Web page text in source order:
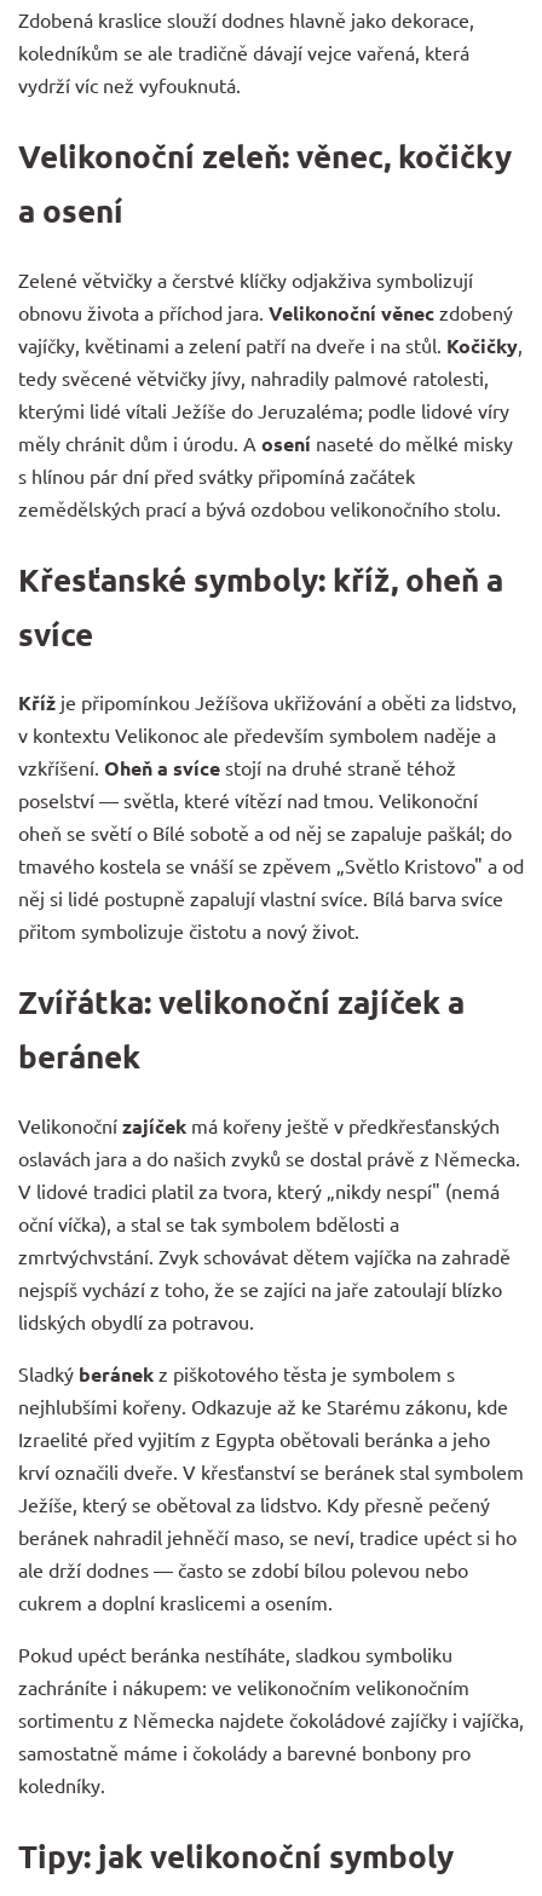
Zdobená kraslice slouží dodnes hlavně jako dekorace,
koledníkům se ale tradičně dávají vejce vařená, která
vydrží víc než vyfouknutá.
Velikonoční zeleň: věnec, kočičky
a osení
Zelené větvičky a čerstvé klíčky odjakživa symbolizují
obnovu života a příchod jara. Velikonoční věnec zdobený
vajíčky, květinami a zelení patří na dveře i na stůl. Kočičky
tedy svěcené větvičky jívy, nahradily palmové ratolesti,
kterými lidé vítali Ježíše do Jeruzaléma; podle lidové víry
měly chránit dům i úrodu. A osení naseté do mělké misky
s hlínou pár dní před svátky připomíná začátek
zemědělských prací a bývá ozdobou velikonočního stolu.
Křesťanské symboly: kříž, oheň a
svíce
Kříž je připomínkou Ježíšova ukřižování a oběti za lidstvo,
v kontextu Velikonoc ale především symbolem naděje a
vzkříšení. Oheň a svíce stojí na druhé straně téhož
poselství — světla, které vítězí nad tmou. Velikonoční
oheň se světí o Bílé sobotě a od něj se zapaluje paškál; do
tmavého kostela se vnáší se zpěvem „Světlo Kristovo" a od
něj si lidé postupně zapalují vlastní svíce. Bílá barva svíce
přitom symbolizuje čistotu a nový život.
Zvířátka: velikonoční zajíček a
beránek
Velikonoční zajíček má kořeny ještě v předkřesťanských
oslavách jara a do našich zvyků se dostal právě z Německa.
V lidové tradici platil za tvora, který „nikdy nespí" (nemá
oční víčka), a stal se tak symbolem bdělosti a
zmrtvýchvstání. Zvyk schovávat dětem vajíčka na zahradě
nejspíš vychází z toho, že se zajíci na jaře zatoulají blízko
lidských obydlí za potravou.
Sladký beránek z piškotového těsta je symbolem s
nejhlubšími kořeny. Odkazuje až ke Starému zákonu, kde
Izraelité před vyjitím z Egypta obětovali beránka a jeho
krví označili dveře. V křesťanství se beránek stal symbolem
Ježíše, který se obětoval za lidstvo. Kdy přesně pečený
beránek nahradil jehněčí maso, se neví, tradice upéct si ho
ale drží dodnes — často se zdobí bílou polevou nebo
cukrem a doplní kraslicemi a osením.
Pokud upéct beránka nestíháte, sladkou symboliku
zachráníte i nákupem: ve velikonočním velikonočním
sortimentu z Německa najdete čokoládové zajíčky i vajíčka,
samostatně máme i čokolády a barevné bonbony pro
koledníky.
Tipy: jak velikonoční symboly